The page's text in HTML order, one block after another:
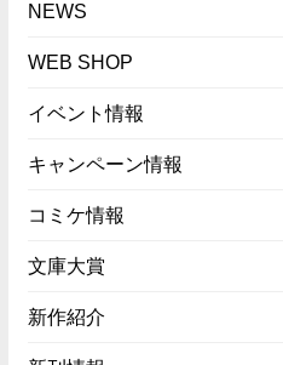
NEWS
WEB SHOP
イベント情報
キャンペーン情報
コミケ情報
文庫大賞
新作紹介